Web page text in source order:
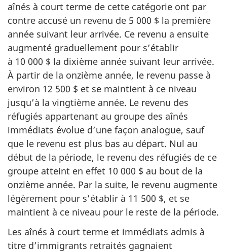
aînés à court terme de cette catégorie ont par
contre accusé un revenu de 5 000 $ la première
année suivant leur arrivée. Ce revenu a ensuite
augmenté graduellement pour s’établir
à 10 000 $ la dixième année suivant leur arrivée.
À partir de la onzième année, le revenu passe à
environ 12 500 $ et se maintient à ce niveau
jusqu’à la vingtième année. Le revenu des
réfugiés appartenant au groupe des aînés
immédiats évolue d’une façon analogue, sauf
que le revenu est plus bas au départ. Nul au
début de la période, le revenu des réfugiés de ce
groupe atteint en effet 10 000 $ au bout de la
onzième année. Par la suite, le revenu augmente
légèrement pour s’établir à 11 500 $, et se
maintient à ce niveau pour le reste de la période.
Les aînés à court terme et immédiats admis à
titre d’immigrants retraités gagnaient